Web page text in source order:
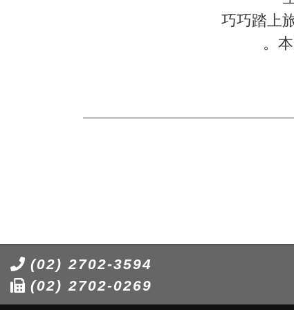
巧巧踏上
。
(02) 2702-3594
(02) 2702-0269